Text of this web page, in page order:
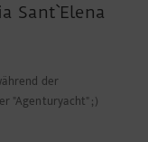
Sant`Elena
der
"Agenturyacht" ;)